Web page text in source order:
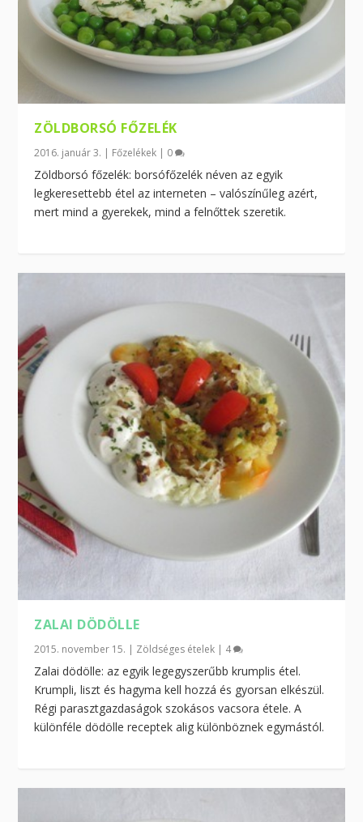
ZÖLDBORSÓ FŐZELÉK
2016. január 3. Főzelékek 0
Zöldborsó főzelék: borsófőzelék néven az egyik
legkeresettebb étel az interneten – valószínűleg azért,
mert mind a gyerekek, mind a felnőttek szeretik.
ZALAI DÖDÖLLE
2015. november 15. | Zöldséges ételek | 4
Zalai dödölle: az egyik legegyszerűbb krumplis étel.
Krumpli, liszt és hagyma kell hozzá és gyorsan elkészül.
Régi parasztgazdaságok szokásos vacsora étele. A
különféle dödölle receptek alig különböznek egymástól.